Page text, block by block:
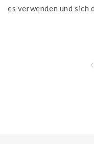
es verwenden und sich